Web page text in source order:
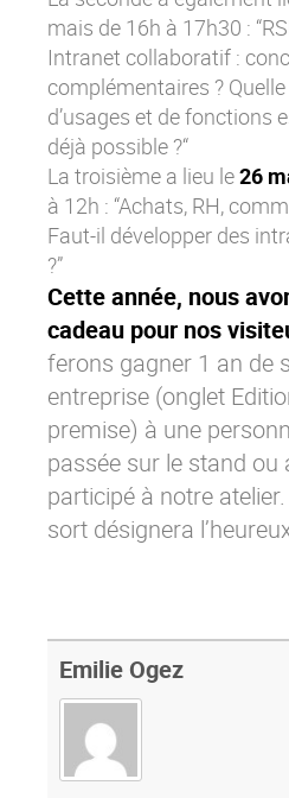
mais de 16h à 17h30 : “
Intranet collaboratif :
complémentaires ?
d’usages et de fonctions
déjà possible ?“
La troisième a lieu le26
à 12h : “Achats, RH,
Faut-il développer des
?”
Cette année, nous
cadeau pour nos
ferons gagner 1 an de
entreprise (onglet
premise) à une
passée sur le stand ou
participé à notre
sort désignera
Emilie Ogez